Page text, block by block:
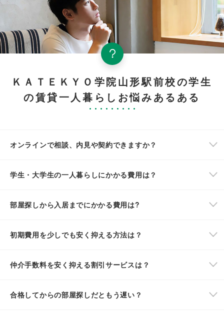
ＫＡＴＥＫＹＯ学院山形駅前校の学生
の賃貸一人暮らしお悩みあるある
オンラインで相談、内見や契約できますか？
学生・大学生の一人暮らしにかかる費用は？
部屋探しから入居までにかかる費用は?
初期費用を少しでも安く抑える方法は？
仲介手数料を安く抑える割引サービスは？
合格してからの部屋探しだともう遅い？